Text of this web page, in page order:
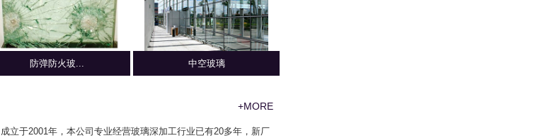
防弹防火玻... 中空玻璃
+MORE
成立于2001年，本公司专业经营玻璃深加工行业已有20多年，新厂